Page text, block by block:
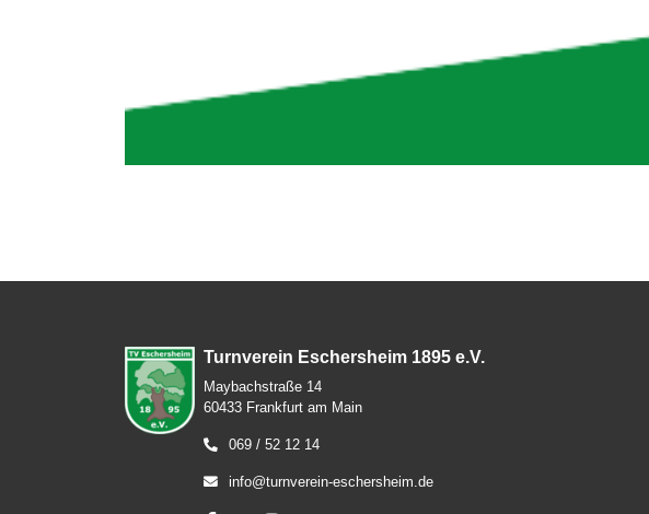
Turnverein Eschersheim 1895 e.V.
Maybachstraße 14
60433 Frankfurt am Main
069 / 52 12 14
info@turnverein-eschersheim.de